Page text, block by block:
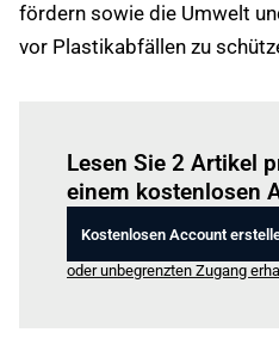
fördern sowie die Umwelt
vor Plastikabfällen zu
Lesen Sie 2 Artikel
einem kostenlosen
Kostenlosen Account
oder unbegrenzten Zugang